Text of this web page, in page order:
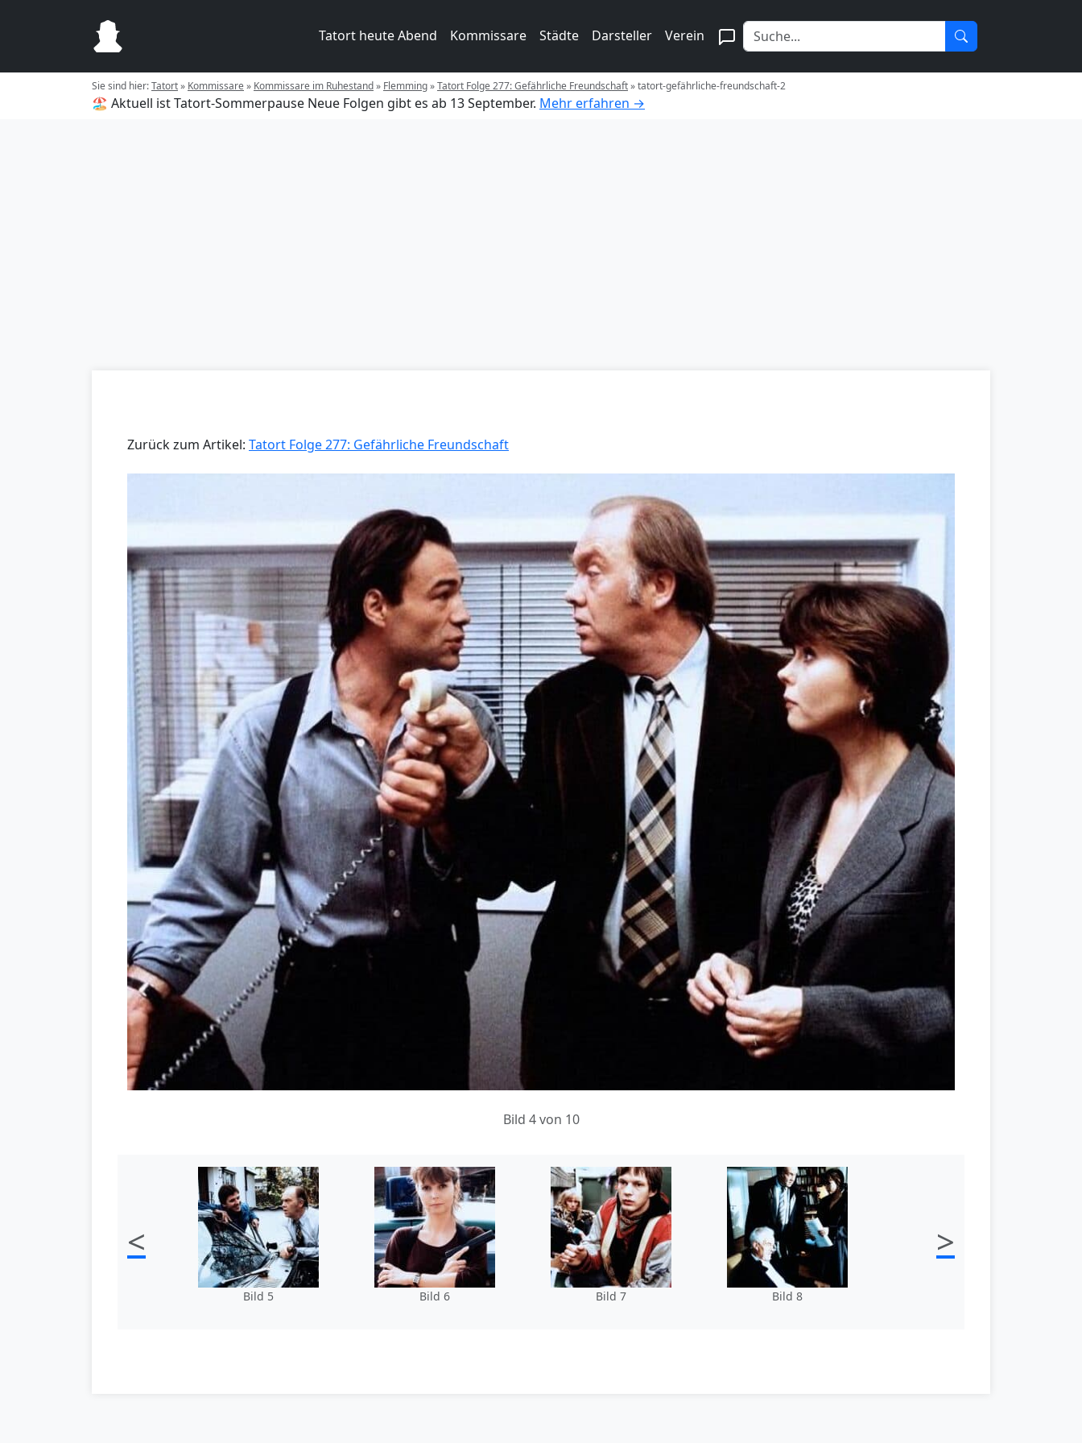
Tatort heute Abend Kommissare Städte Darsteller Verein
Sie sind hier:Tatort» Kommissare» Kommissare im Ruhestand» Flemming»Tatort Folge 277: Gefährliche Freundschaft»tatort-gefährliche-freundschaft-2
🏖️ Aktuell ist Tatort-Sommerpause Neue Folgen gibt es ab 13 September. Mehr erfahren →
Zurück zum Artikel: Tatort Folge 277: Gefährliche Freundschaft
Bild 4 von 10
<
Bild 5 Bild 6 Bild 7 Bild 8
>